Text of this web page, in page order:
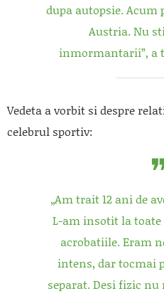
dupa autopsie. Acum
Austria. Nu
inmormantarii”, a
Vedeta a vorbit si despre
celebrul sportiv:
„Am trait 12 ani de
L-am insotit la
acrobatiile. Eram
intens, dar tocmai
separat. Desi fizic